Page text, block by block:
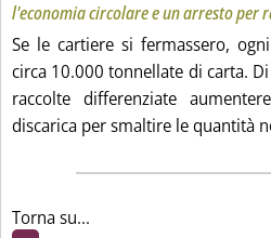
l'economia circolare e un arresto per
Se le cartiere si fermassero,
circa 10.000 tonnellate di carta.
raccolte differenziate
discarica per smaltire le quantità
Torna su...